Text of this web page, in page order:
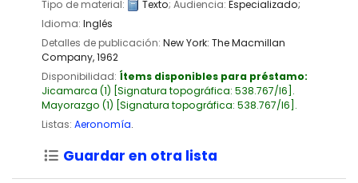
Tipo de material:
Texto; Audiencia: Especializado;
Idioma: Inglés
Detalles de publicación: New York: The Macmillan
Company,1962
Disponibilidad: Ítems disponibles para préstamo:
Jicamarca (1) Signatura topográfica: 538.767/I6 .
Mayorazgo (1) Signatura topográfica: 538.767/I6 .
Listas: Aeronomía.
Guardar en otra lista